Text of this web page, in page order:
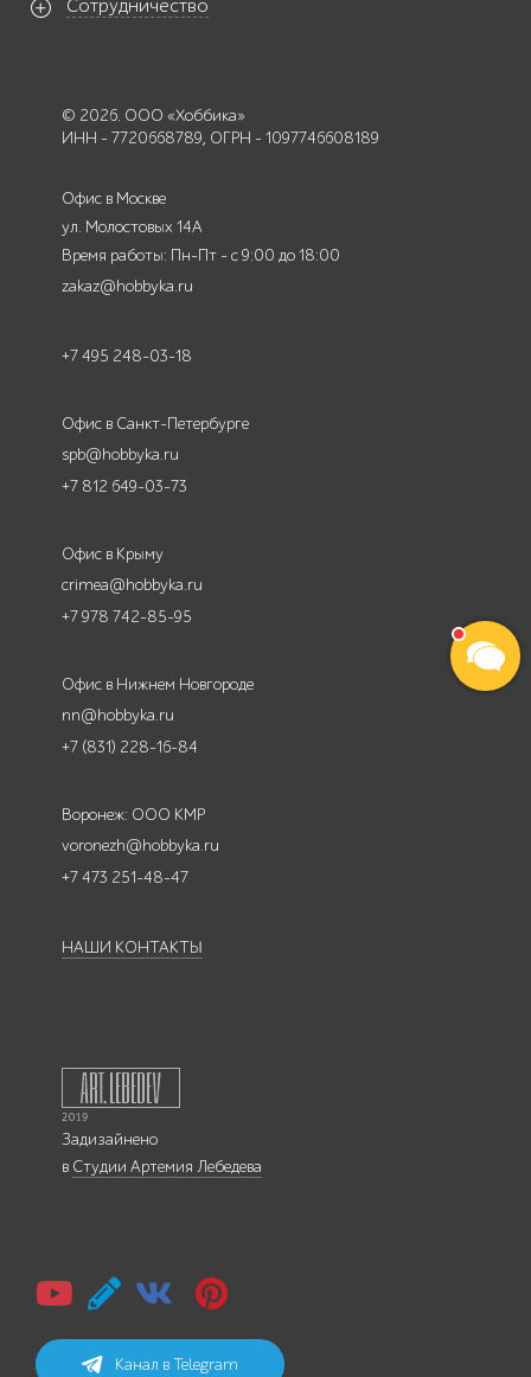
Сотрудничество
© 2026. ООО «Хоббика»
ИНН - 7720668789, ОГРН - 1097746608189
Офис в Москве
ул. Молостовых 14А
Время работы: Пн-Пт - с 9:00 до 18:00
zakaz@hobbyka.ru
+7 495 248-03-18
Офис в Санкт-Петербурге
spb@hobbyka.ru
+7 812 649-03-73
Офис в Крыму
crimea@hobbyka.ru
+7 978 742-85-95
Офис в Нижнем Новгороде
nn@hobbyka.ru
+7 (831) 228-16-84
Воронеж: ООО КМР
voronezh@hobbyka.ru
+7 473 251-48-47
НАШИ КОНТАКТЫ
Задизайнено
в Студии Артемия Лебедева
Канал в Telegram